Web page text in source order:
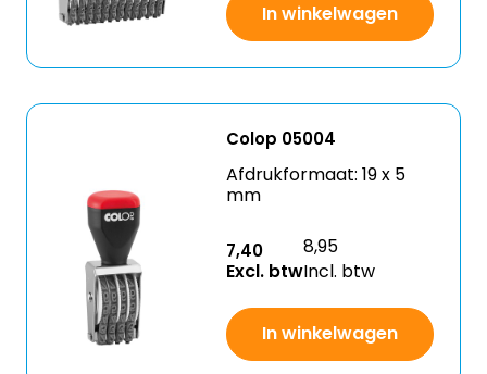
In winkelwagen
Colop 05004
Afdrukformaat: 19 x 5
mm
7,40
Excl. btw
8,95
Incl. btw
In winkelwagen